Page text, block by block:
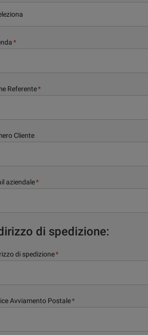
*
Referente*
Cliente
aziendale*
di spedizione:
di spedizione*
Avviamento Postale*